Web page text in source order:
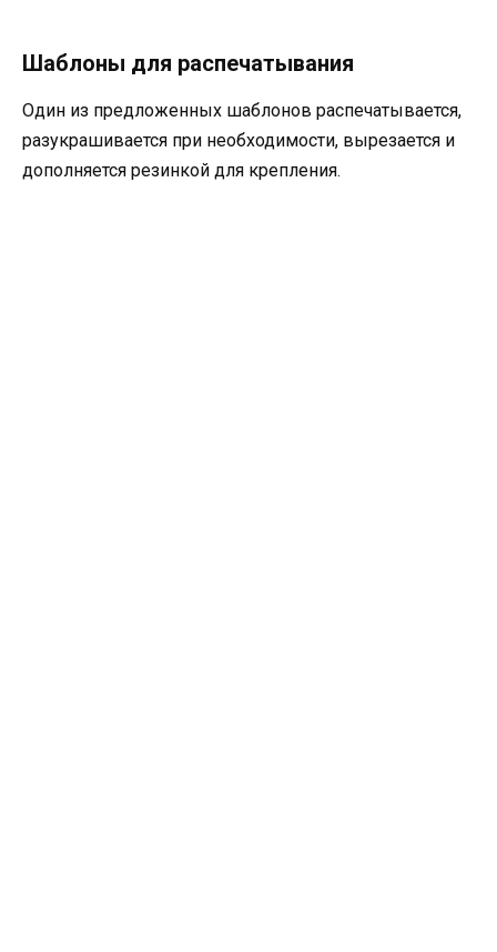
Шаблоны для распечатывания
Один из предложенных шаблонов распечатывается,
разукрашивается при необходимости, вырезается и
дополняется резинкой для крепления.